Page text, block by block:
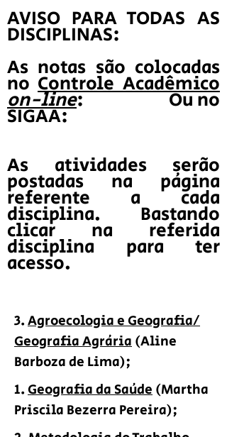
AVISO PARA TODAS AS
DISCIPLINAS:
As notas são colocadas
no Controle Acadêmico
on-line: Ou no
SIGAA:
As atividades serão
postadas na página
referente a cada
disciplina. Bastando
clicar na referida
disciplina para ter
acesso.
3.Agroecologia e Geografia/
Geografia Agrária(Aline
Barboza de Lima);
1.Geografia da Saúde(Martha
Priscila Bezerra Pereira);